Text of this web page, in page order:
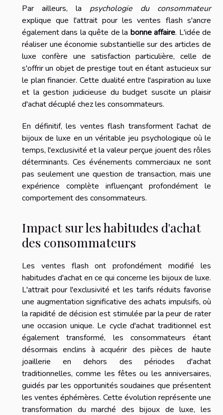
Par ailleurs, la psychologie du consommateur
explique que l'attrait pour les ventes flash s'ancre
également dans la quête de la bonne affaire. L'idée de
réaliser une économie substantielle sur des articles de
luxe confère une satisfaction particulière, celle de
s'offrir un objet de prestige tout en étant astucieux sur
le plan financier. Cette dualité entre l'aspiration au luxe
et la gestion judicieuse du budget suscite un plaisir
d'achat décuplé chez les consommateurs.
En définitif, les ventes flash transforment l'achat de
bijoux de luxe en un véritable jeu psychologique où le
temps, l'exclusivité et la valeur perçue jouent des rôles
déterminants. Ces événements commerciaux ne sont
pas seulement une question de transaction, mais une
expérience complète influençant profondément le
comportement des consommateurs.
Impact sur les habitudes d'achat
des consommateurs
Les ventes flash ont profondément modifié les
habitudes d'achat en ce qui concerne les bijoux de luxe.
L'attrait pour l'exclusivité et les tarifs réduits favorise
une augmentation significative des achats impulsifs, où
la rapidité de décision est stimulée par la peur de rater
une occasion unique. Le cycle d'achat traditionnel est
également transformé, les consommateurs étant
désormais enclins à acquérir des pièces de haute
joaillerie en dehors des périodes d'achat
traditionnelles, comme les fêtes ou les anniversaires,
guidés par les opportunités soudaines que présentent
les ventes éphémères. Cette évolution représente une
transformation du marché des bijoux de luxe, les